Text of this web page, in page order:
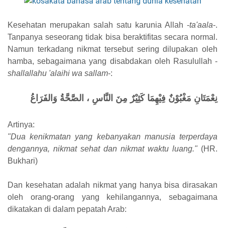
Kesehatan merupakan salah satu karunia Allah -ta'aala-.
Tanpanya seseorang tidak bisa beraktifitas secara normal.
Namun terkadang nikmat tersebut sering dilupakan oleh
hamba, sebagaimana yang disabdakan oleh Rasulullah -
shallallahu 'alaihi wa sallam-:
ُنِعْمَتَانِ مَغْبُوْنٌ فِيْهِمَا كَثِيْرٌ مِنَ النَّاسِ ، الصَّحَّةُ وَالفَرَاغ
Artinya:
"Dua kenikmatan yang kebanyakan manusia terperdaya
dengannya, nikmat sehat dan nikmat waktu luang." (HR.
Bukhari)
Dan kesehatan adalah nikmat yang hanya bisa dirasakan
oleh orang-orang yang kehilangannya, sebagaimana
dikatakan di dalam pepatah Arab: